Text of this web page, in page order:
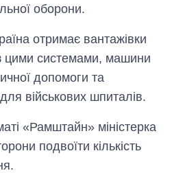
оборони.
отримає вантажівки
цими системами, машини
допомоги та
військових шпиталів.
«Рамштайн» міністерка
подвоїти кількість
Як за 10 років
змінилася кількість